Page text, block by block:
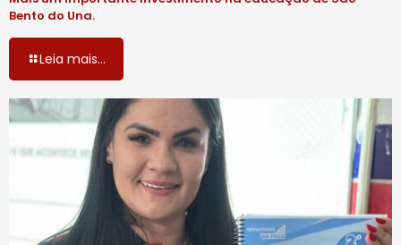
Bento do Una.
Leia mais...